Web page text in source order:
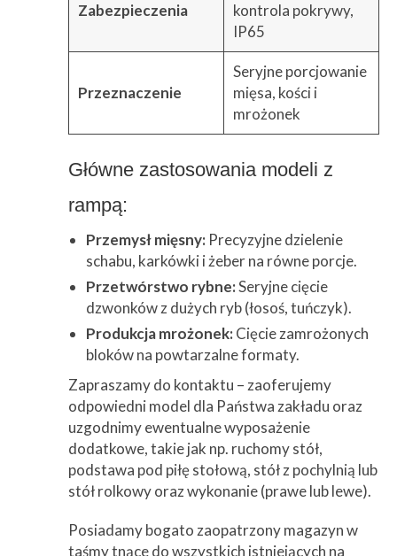
Zabezpieczenia
kontrola pokrywy,
IP65
Przeznaczenie
Seryjne porcjowanie
mięsa, kości i
mrożonek
Główne zastosowania modeli z
rampą:
Przemysł mięsny:Precyzyjne dzielenie
schabu, karkówki i żeber na równe porcje.
Przetwórstwo rybne:Seryjne cięcie
dzwonków z dużych ryb (łosoś, tuńczyk).
Produkcja mrożonek:Cięcie zamrożonych
bloków na powtarzalne formaty.
Zapraszamy do kontaktu – zaoferujemy
odpowiedni model dla Państwa zakładu oraz
uzgodnimy ewentualne wyposażenie
dodatkowe, takie jak np. ruchomy stół,
podstawa pod piłę stołową, stół z pochylnią lub
stół rolkowy oraz wykonanie (prawe lub lewe).
Posiadamy bogato zaopatrzony magazyn w
taśmy tnące do wszystkich istniejących na